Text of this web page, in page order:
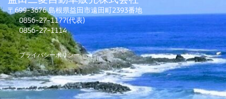
〒699-3676 島根県益田市遠田町2393番地
0856-27-1177(代表)
0856-27-1114
プライバシーポリシー